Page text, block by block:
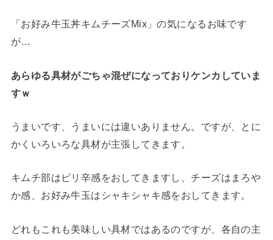
「お好み牛玉丼キムチーズMix」の気になるお味です
が…
あらゆる具材がごちゃ混ぜになっておりケンカしていま
すｗ
うまいです、うまいには違いありません。ですが、とに
かくいろいろな具材が主張してきます。
キムチ部はピリ辛感をおしてきますし、チーズはまろや
か感、お好み牛玉はシャキシャキ感をおしてきます。
どれもこれも美味しい具材ではあるのですが、各自の主